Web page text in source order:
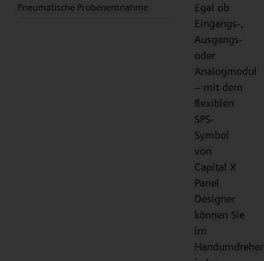
Pneumatische Probenentnahme
Egal ob
Eingangs-,
Ausgangs-
oder
Analogmodul
– mit dem
flexiblen
SPS-
Symbol
von
Capital X
Panel
Designer
können Sie
im